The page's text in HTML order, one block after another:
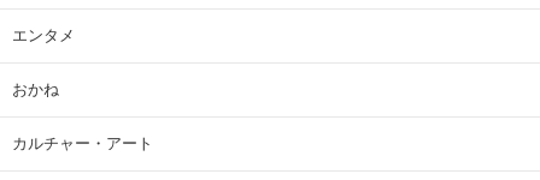
エンタメ
おかね
カルチャー・アート